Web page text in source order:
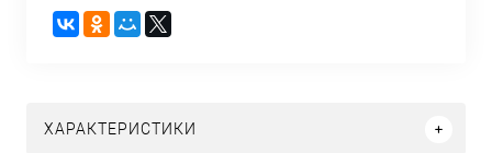
ХАРАКТЕРИСТИКИ